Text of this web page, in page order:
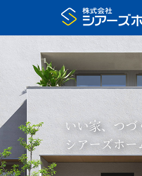
プラン集申込
いい家、つづ
シアーズホー